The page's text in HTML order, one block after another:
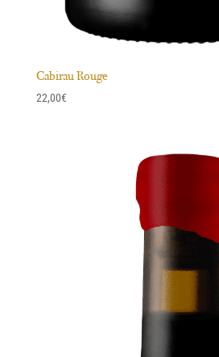
Cabirau Rouge
22,00€